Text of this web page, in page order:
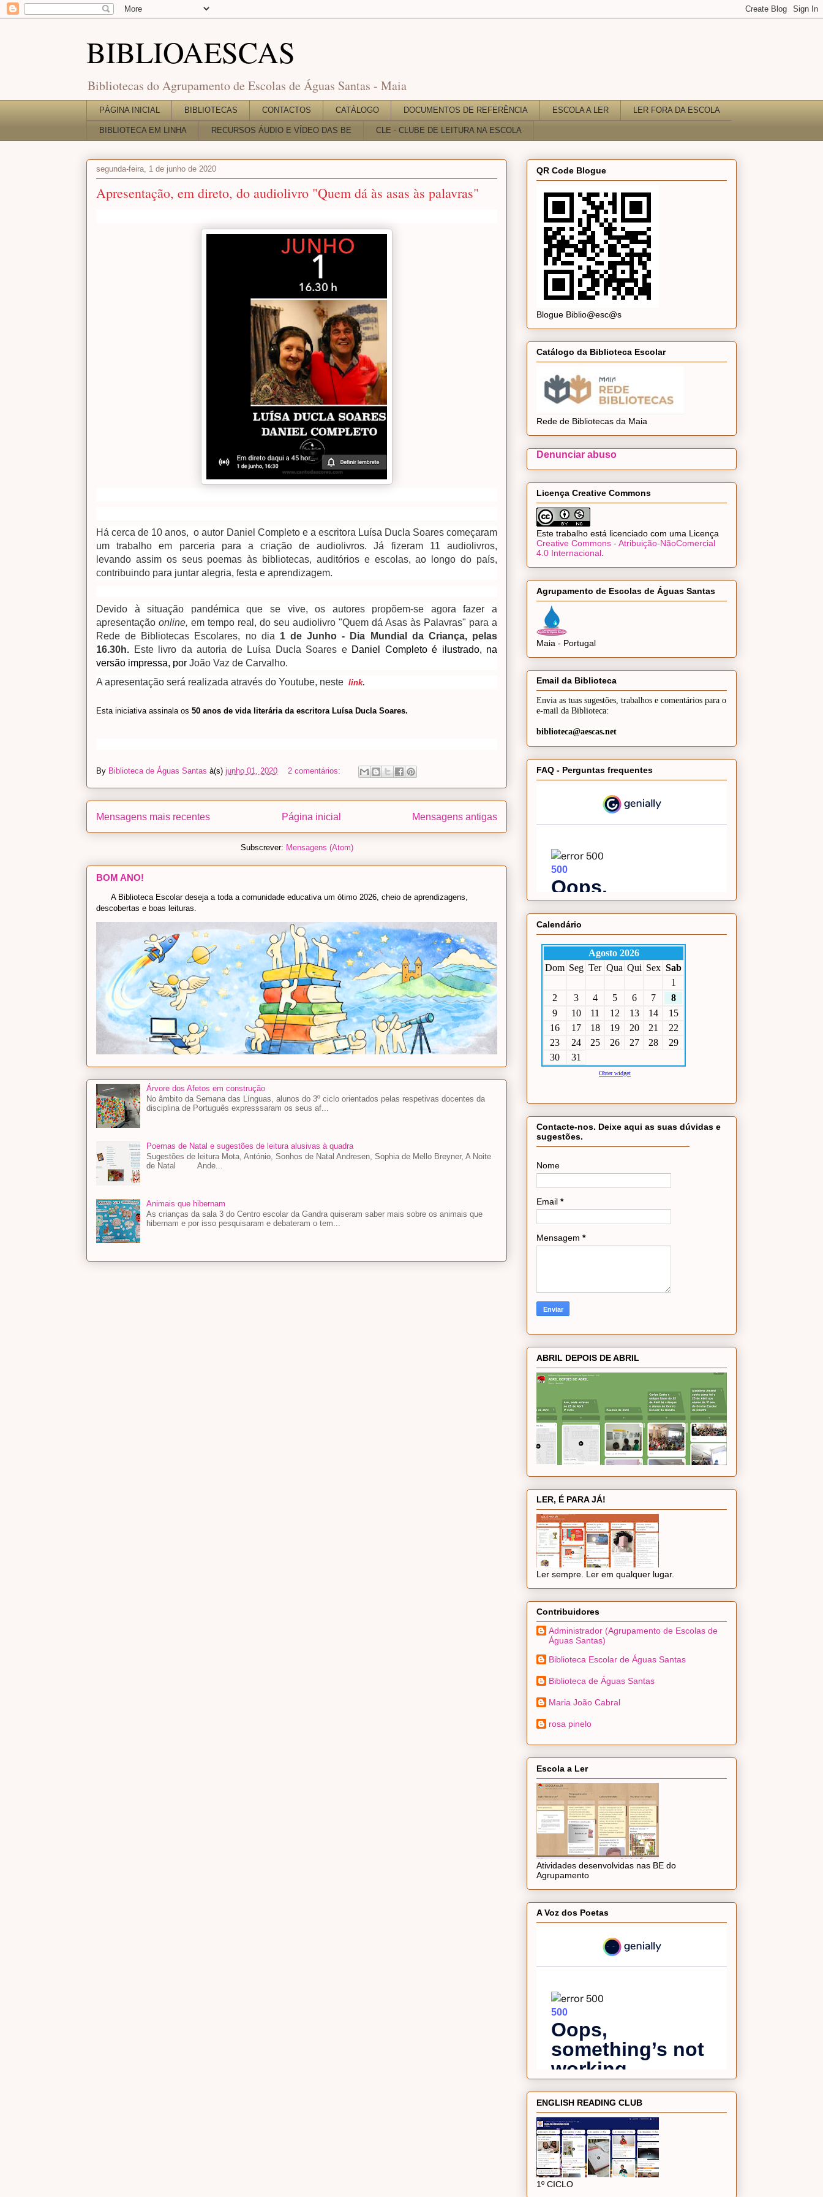
BIBLIOAESCAS
Bibliotecas do Agrupamento de Escolas de Águas Santas - Maia
PÁGINA INICIAL BIBLIOTECAS CONTACTOS CATÁLOGO DOCUMENTOS DE REFERÊNCIA ESCOLA A LER LER FORA DA ESCOLA
BIBLIOTECA EM LINHA RECURSOS ÁUDIO E VÍDEO DAS BE CLE - CLUBE DE LEITURA NA ESCOLA
segunda-feira, 1 de junho de 2020
Apresentação, em direto, do audiolivro "Quem dá às asas às palavras"
Há cerca de 10 anos, o autor Daniel Completo e a escritora Luísa Ducla Soares começaram
um trabalho em parceria para a criação de audiolivros. Já fizeram 11 audiolivros,
levando assim os seus poemas às bibliotecas, auditórios e escolas, ao longo do país,
contribuindo para juntar alegria, festa e aprendizagem.
Devido à situação pandémica que se vive, os autores propõem-se agora fazer a
apresentação online, em tempo real, do seu audiolivro "Quem dá Asas às Palavras" para a
Rede de Bibliotecas Escolares, no dia 1 de Junho - Dia Mundial da Criança, pelas
16.30h. Este livro da autoria de Luísa Ducla Soares e Daniel Completo é ilustrado, na
versão impressa, por João Vaz de Carvalho.
A apresentação será realizada através do Youtube, neste link.
Esta iniciativa assinala os 50 anos de vida literária da escritora Luísa Ducla Soares.
By Biblioteca de Águas Santas à(s) junho 01, 2020 2 comentários:
Mensagens mais recentes Mensagens antigas
Página inicial
Subscrever: Mensagens (Atom)
BOM ANO!
A Biblioteca Escolar deseja a toda a comunidade educativa um ótimo 2026, cheio de aprendizagens,
descobertas e boas leituras.
Árvore dos Afetos em construção
No âmbito da Semana das Línguas, alunos do 3º ciclo orientados pelas respetivas docentes da
disciplina de Português expresssaram os seus af...
Poemas de Natal e sugestões de leitura alusivas à quadra
Sugestões de leitura Mota, António, Sonhos de Natal Andresen, Sophia de Mello Breyner, A Noite
de Natal Ande...
Animais que hibernam
As crianças da sala 3 do Centro escolar da Gandra quiseram saber mais sobre os animais que
hibernam e por isso pesquisaram e debateram o tem...
QR Code Blogue
Blogue Biblio@esc@s
Catálogo da Biblioteca Escolar
Rede de Bibliotecas da Maia
Denunciar abuso
Licença Creative Commons
Este trabalho está licenciado com uma Licença
Creative Commons - Atribuição-NãoComercial
4.0 Internacional.
Agrupamento de Escolas de Águas Santas
Maia - Portugal
Email da Biblioteca
Envia as tuas sugestões, trabalhos e comentários para o
e-mail da Biblioteca:
biblioteca@aescas.net
FAQ - Perguntas frequentes
Calendário
Contacte-nos. Deixe aqui as suas dúvidas e
sugestões.
Nome
Email *
Mensagem *
ABRIL DEPOIS DE ABRIL
LER, É PARA JÁ!
Ler sempre. Ler em qualquer lugar.
Contribuidores
Administrador (Agrupamento de Escolas de
Águas Santas)
Biblioteca Escolar de Águas Santas
Biblioteca de Águas Santas
Maria João Cabral
rosa pinelo
Escola a Ler
Atividades desenvolvidas nas BE do
Agrupamento
A Voz dos Poetas
ENGLISH READING CLUB
1º CICLO